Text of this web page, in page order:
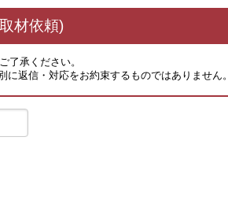
材依頼)
了承ください。
返信・対応をお約束するものではありません。